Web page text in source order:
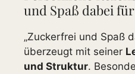
und Spaß dabei
„Zuckerfrei und Spaß
überzeugt mit seiner
und Struktur.